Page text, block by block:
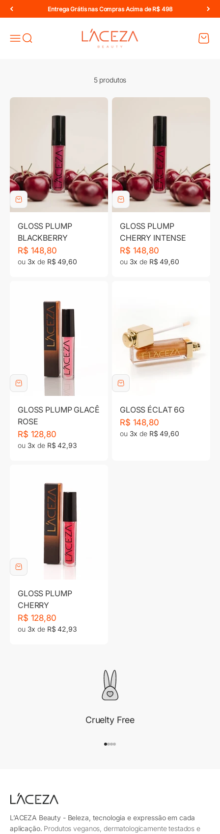
Pular para o conteúdoEntrega Grátis nas Compras Acima de R$ 498
Abrir menu de navegação
Abrir pesquisa
Laceza Beauty
Abrir
5 produtos
GLOSS PLUMP
BLACKBERRY
Preço promocional
R$ 148,80
ou 3x de R$ 49,60
GLOSS PLUMP
CHERRY INTENSE
Preço promocional
R$ 148,80
ou 3x de R$ 49,60
GLOSS PLUMP GLACÊ
ROSE
Preço promocional
R$ 128,80
ou 3x de R$ 42,93
GLOSS ÉCLAT 6G
Preço promocional
R$ 148,80
ou 3x de R$ 49,60
GLOSS PLUMP
CHERRY
Preço promocional
R$ 128,80
ou 3x de R$ 42,93
Cruelty Free
L’ACEZA Beauty - Beleza, tecnologia e expressão em cada
aplicação. Produtos veganos, dermatologicamente testados e